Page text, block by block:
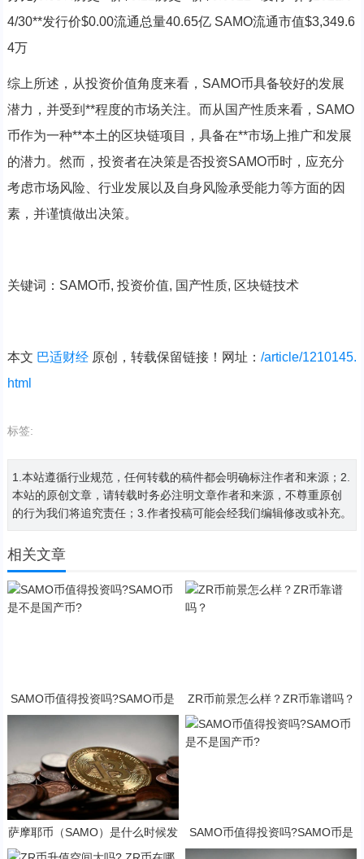
4/30**发行价$0.00流通总量40.65亿 SAMO流通市值$3,349.6
4万
综上所述，从投资价值角度来看，SAMO币具备较好的发展
潜力，并受到**程度的市场关注。而从国产性质来看，SAMO
币作为一种**本土的区块链项目，具备在**市场上推广和发展
的潜力。然而，投资者在决策是否投资SAMO币时，应充分
考虑市场风险、行业发展以及自身风险承受能力等方面的因
素，并谨慎做出决策。
关键词：SAMO币, 投资价值, 国产性质, 区块链技术
本文 巴适财经原创，转载保留链接！网址： /article/1210145.
html
标签:
1.本站遵循行业规范，任何转载的稿件都会明确标注作者和来源；2.
本站的原创文章，请转载时务必注明文章作者和来源，不尊重原创
的行为我们将追究责任；3.作者投稿可能会经我们编辑修改或补充。
相关文章
SAMO币值得投资吗?SAMO币是
不是国产币?
ZR币前景怎么样？ZR币靠谱吗？
萨摩耶币（SAMO）是什么时候发
行的？SAMO币可以做什么？
SAMO币值得投资吗?SAMO币是
不是国产币?